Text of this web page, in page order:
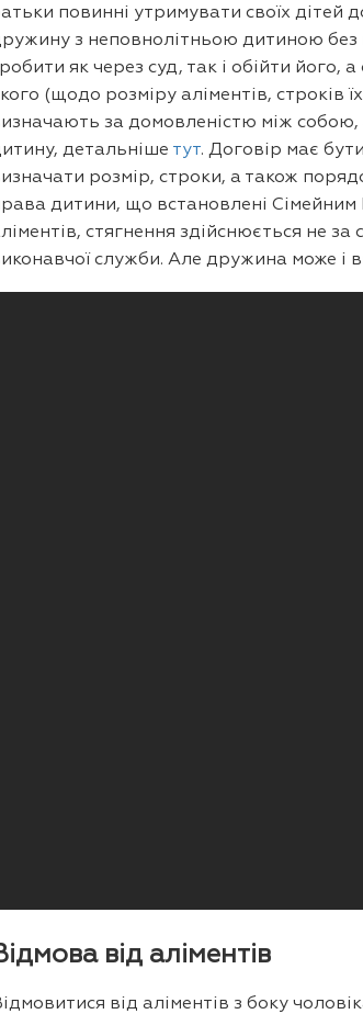
повинні утримувати своїх дітей
з неповнолітньою дитиною без
як через суд, так і обійти
(щодо розміру аліментів, строків
за домовленістю між собою,
детальніше тут. Договір має
розмір, строки, а також
дитини, що встановлені Сімейним
стягнення здійснюється не
служби. Але дружина може і
від аліментів
від аліментів з боку